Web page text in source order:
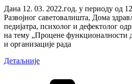
Дана 12. 03. 2022.год. у периоду од
Развојног саветовалишта, Дома
педијатра, психолог и дефектолог
на тему „Процене функционалности
и организације рада
Детаљније